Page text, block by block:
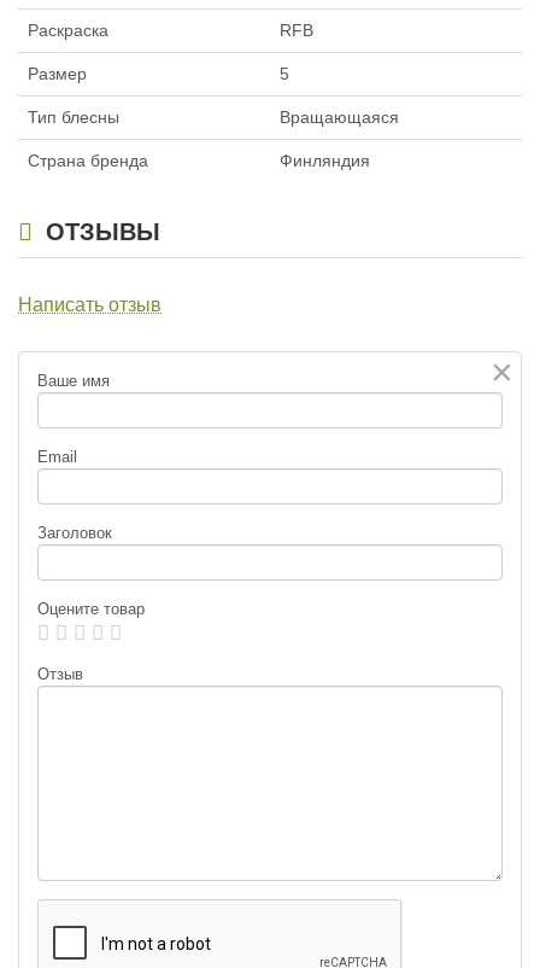
Раскраска RFB
Размер 5
Тип блесны Вращающаяся
Страна бренда Финляндия
ОТЗЫВЫ
Написать отзыв
×
Ваше имя
Email
Заголовок
Оцените товар
Отзыв